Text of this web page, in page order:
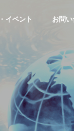
イベント お問